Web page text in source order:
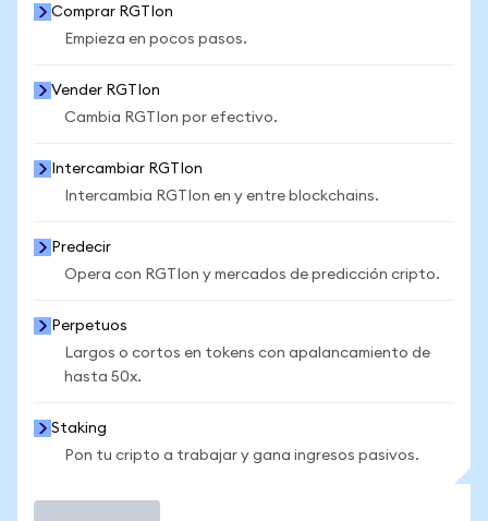
Comprar RGTIon
Empieza en pocos pasos.
Vender RGTIon
Cambia RGTIon por efectivo.
Intercambiar RGTIon
Intercambia RGTIon en y entre blockchains.
Predecir
Opera con RGTIon y mercados de predicción cripto.
Perpetuos
Largos o cortos en tokens con apalancamiento de
hasta 50x.
Staking
Pon tu cripto a trabajar y gana ingresos pasivos.